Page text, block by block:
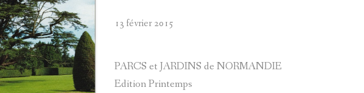
13 février 2015
PARCS et JARDINS de NORMANDIE
Edition Printemps